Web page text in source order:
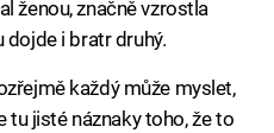
ženou, značně vzrostla
dojde i bratr druhý.
každý může myslet,
tu jisté náznaky toho, že to